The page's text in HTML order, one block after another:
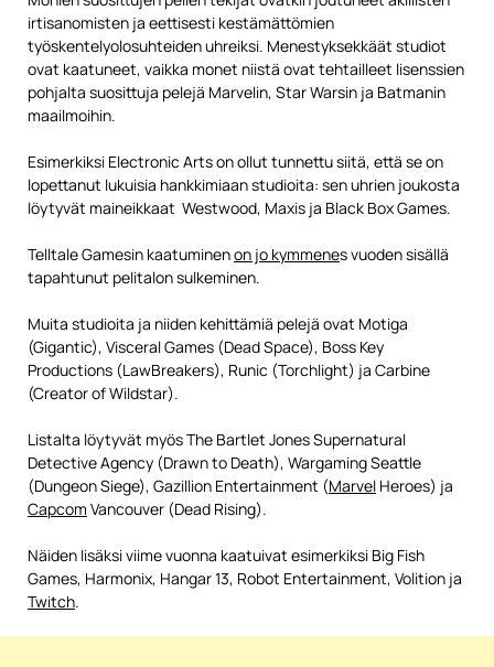
irtisanomisten ja eettisesti kestämättömien
työskentelyolosuhteiden uhreiksi. Menestyksekkäät studiot
ovat kaatuneet, vaikka monet niistä ovat tehtailleet lisenssien
pohjalta suosittuja pelejä Marvelin, Star Warsin ja Batmanin
maailmoihin.
Esimerkiksi Electronic Arts on ollut tunnettu siitä, että se on
lopettanut lukuisia hankkimiaan studioita: sen uhrien joukosta
löytyvät maineikkaat Westwood, Maxis ja Black Box Games.
Telltale Gamesin kaatuminenon jo kymmenes vuoden sisällä
tapahtunut pelitalon sulkeminen.
Muita studioita ja niiden kehittämiä pelejä ovat Motiga
(Gigantic), Visceral Games (Dead Space), Boss Key
Productions (LawBreakers), Runic (Torchlight) ja Carbine
(Creator of Wildstar).
Listalta löytyvät myös The Bartlet Jones Supernatural
Detective Agency (Drawn to Death), Wargaming Seattle
(Dungeon Siege), Gazillion Entertainment (Marvel Heroes) ja
Capcom Vancouver (Dead Rising).
Näiden lisäksi viime vuonna kaatuivat esimerkiksi Big Fish
Games, Harmonix, Hangar 13, Robot Entertainment, Volition ja
Twitch.